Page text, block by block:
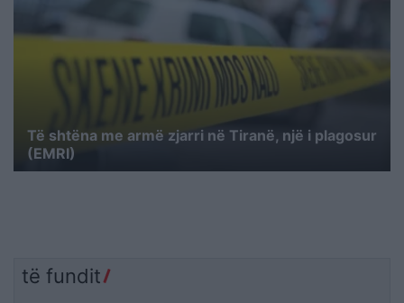
Të shtëna me armë zjarri në Tiranë, një i plagosur
(EMRI)
të fundit